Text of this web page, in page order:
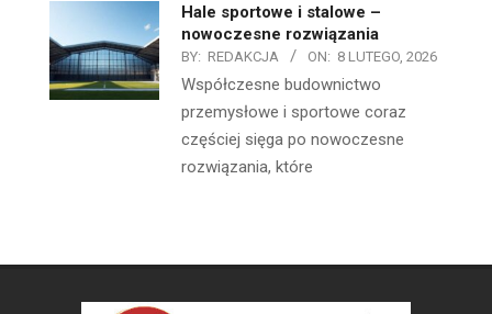
Hale sportowe i stalowe –
nowoczesne rozwiązania
BY: REDAKCJA ON: 8 LUTEGO, 2026
Współczesne budownictwo
przemysłowe i sportowe coraz
częściej sięga po nowoczesne
rozwiązania, które